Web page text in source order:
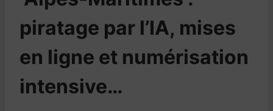
piratage par l’IA, mises
en ligne et numérisation
intensive…